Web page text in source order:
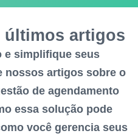
últimos artigos
e simplifique seus
nossos artigos sobre o
de agendamento
essa solução pode
você gerencia seus